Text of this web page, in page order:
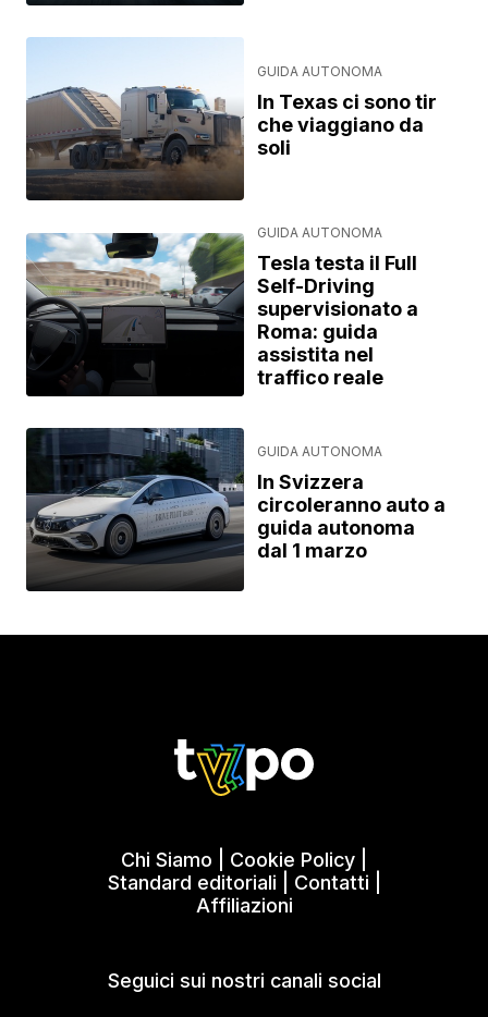
GUIDA AUTONOMA
In Texas ci sono tir
che viaggiano da
soli
GUIDA AUTONOMA
Tesla testa il Full
Self-Driving
supervisionato a
Roma: guida
assistita nel
traffico reale
GUIDA AUTONOMA
In Svizzera
circoleranno auto a
guida autonoma
dal 1 marzo
Chi Siamo Cookie Policy
Standard editoriali
Contatti
Affiliazioni
Seguici sui nostri canali social